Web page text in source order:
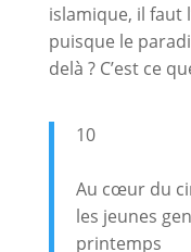
islamique, il faut
puisque le
delà ? C’est ce
10
Au cœur du
les jeunes
printemps